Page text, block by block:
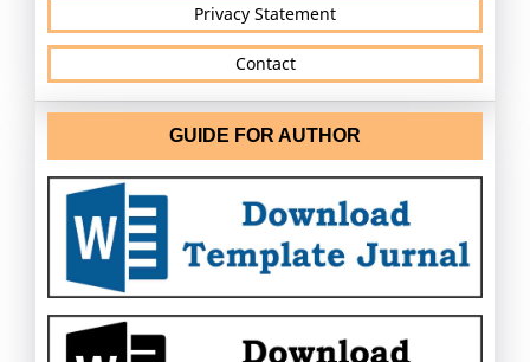
Privacy Statement
Contact
GUIDE FOR AUTHOR